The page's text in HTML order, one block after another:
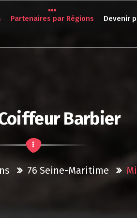
Partenaires par Régions Devenir
Barbier
76 Seine-Maritime